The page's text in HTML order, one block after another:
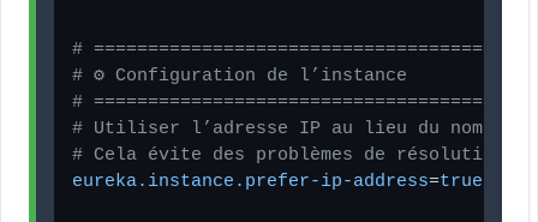
#
# ⚙️ Configuration de l’instance
#
# Utiliser l’adresse IP au lieu du nom
# Cela évite des problèmes de résolution
eureka.instance.prefer-ip-address=true